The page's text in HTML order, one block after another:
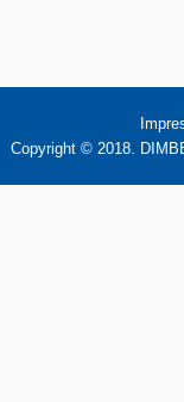
Copyright © 2018.